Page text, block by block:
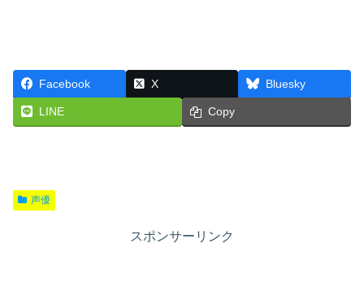
Facebook X Bluesky
LINE Copy
声優
スポンサーリンク